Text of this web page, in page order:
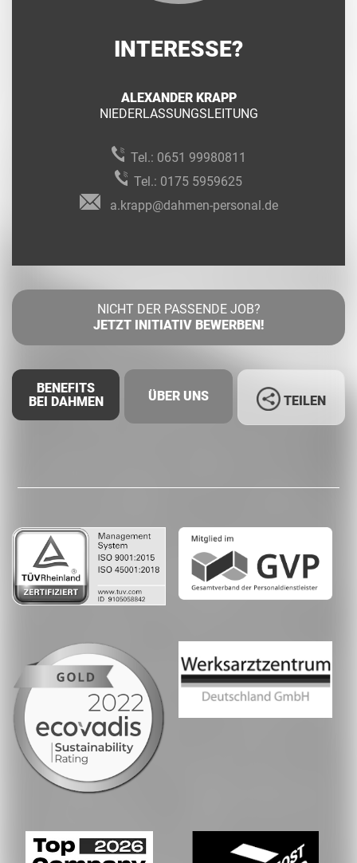
INTERESSE?
ALEXANDER KRAPP
NIEDERLASSUNGSLEITUNG
Tel.: 0651 99980811
Tel.: 0175 5959625
a.krapp@dahmen-personal.de
NICHT DER PASSENDE JOB?
JETZT INITIATIV BEWERBEN!
BENEFITS
BEI DAHMEN
ÜBER UNS
Whatsapp
TEILEN